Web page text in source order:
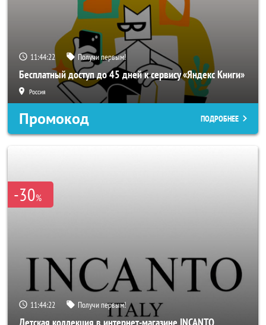
11:44:20 Получи первым!
Бесплатный доступ до 45 дней к сервису «Яндекс Книги»
Россия
Промокод ПОДРОБНЕЕ
-30%
11:44:20 Получи первым!